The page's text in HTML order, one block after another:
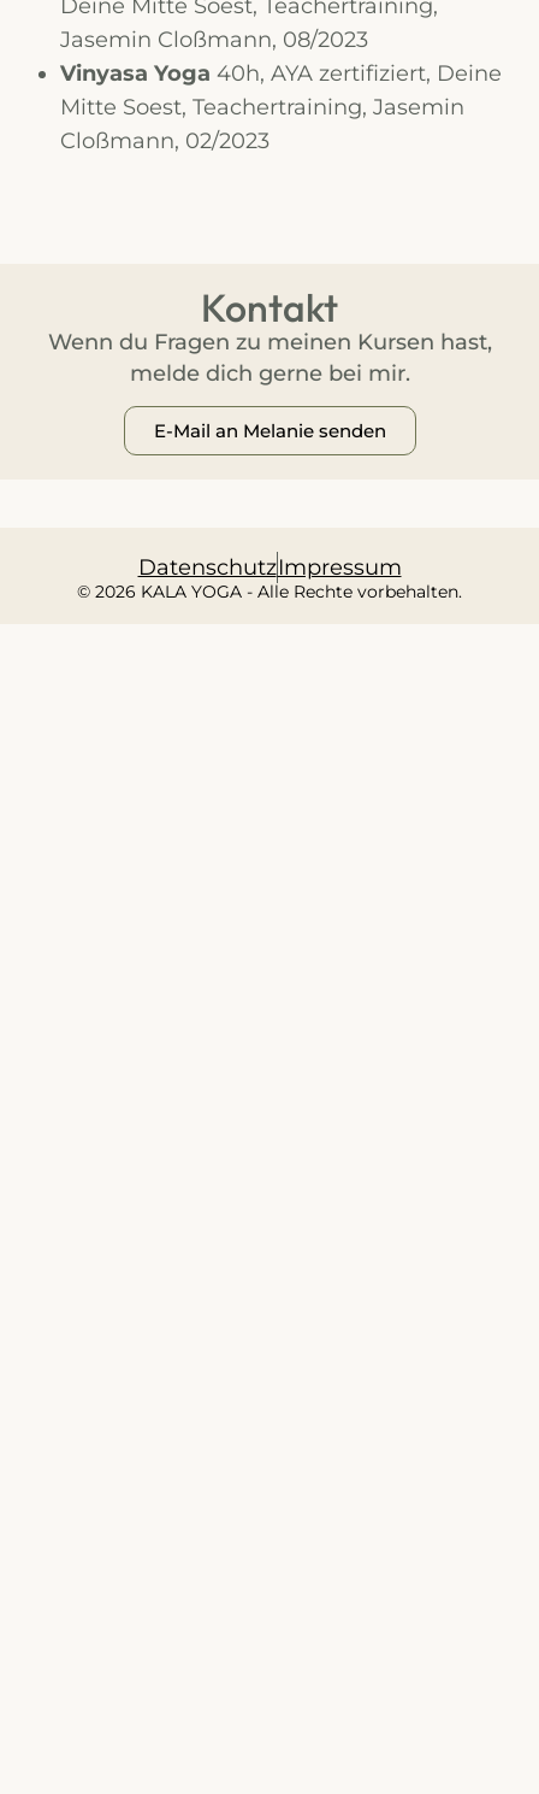
Deine Mitte Soest, Teachertraining,
Jasemin Cloßmann, 08/2023
Vinyasa Yoga 40h, AYA zertifiziert, Deine
Mitte Soest, Teachertraining, Jasemin
Cloßmann, 02/2023
Kontakt
Wenn du Fragen zu meinen Kursen hast,
melde dich gerne bei mir.
E-Mail an Melanie senden
DatenschutzImpressum
© 2026 KALA YOGA - Alle Rechte vorbehalten.